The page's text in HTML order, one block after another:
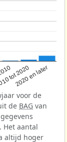
tot 2020
2020 en later
voor de
de BAG van
Het aantal
altijd hoger